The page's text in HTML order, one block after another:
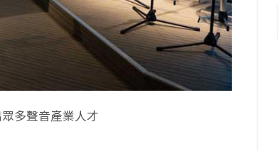
多聲音產業人才